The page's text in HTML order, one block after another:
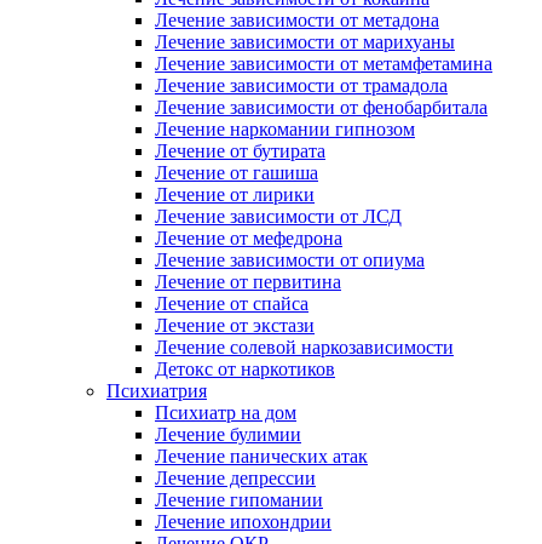
Лечение зависимости от метадона
Лечение зависимости от марихуаны
Лечение зависимости от метамфетамина
Лечение зависимости от трамадола
Лечение зависимости от фенобарбитала
Лечение наркомании гипнозом
Лечение от бутирата
Лечение от гашиша
Лечение от лирики
Лечение зависимости от ЛСД
Лечение от мефедрона
Лечение зависимости от опиума
Лечение от первитина
Лечение от спайса
Лечение от экстази
Лечение солевой наркозависимости
Детокс от наркотиков
Психиатрия
Психиатр на дом
Лечение булимии
Лечение панических атак
Лечение депрессии
Лечение гипомании
Лечение ипохондрии